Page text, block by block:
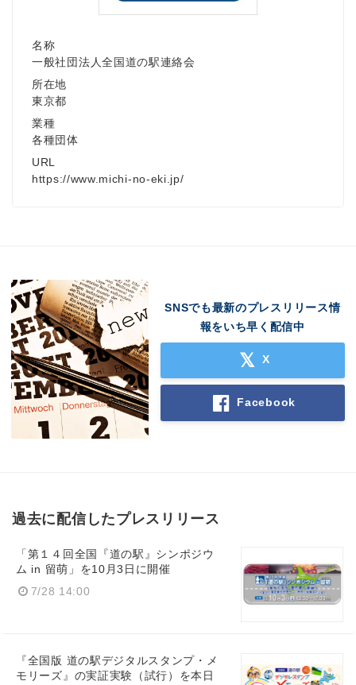
名称
一般社団法人全国道の駅連絡会
所在地
東京都
業種
各種団体
URL
https://www.michi-no-eki.jp/
SNSでも最新のプレスリリース情
報をいち早く配信中
X
Facebook
過去に配信したプレスリリース
「第１４回全国『道の駅』シンポジウ
ム in 留萌」を10月3日に開催
7/28 14:00
『全国版 道の駅デジタルスタンプ・メ
モリーズ』の実証実験（試行）を本日
English